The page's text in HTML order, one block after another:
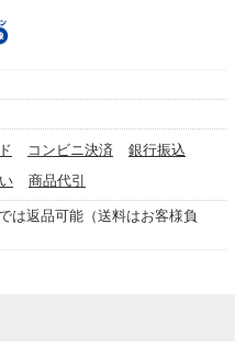
コンビニ決済
銀行振込
商品代引
は返品可能（送料はお客様負